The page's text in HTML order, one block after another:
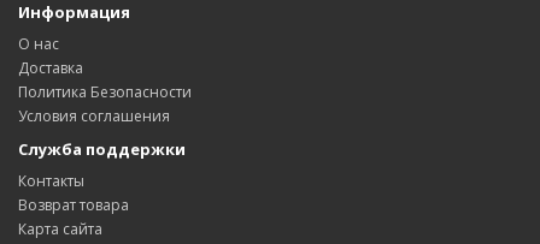
Информация
О нас
Доставка
Политика Безопасности
Условия соглашения
Служба поддержки
Контакты
Возврат товара
Карта сайта